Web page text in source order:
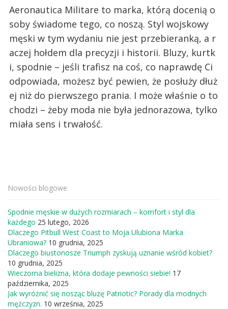
Aeronautica Militare to marka, którą docenią o
soby świadome tego, co noszą. Styl wojskowy
męski w tym wydaniu nie jest przebieranką, a r
aczej hołdem dla precyzji i historii. Bluzy, kurtk
i, spodnie – jeśli trafisz na coś, co naprawdę Ci
odpowiada, możesz być pewien, że posłuży dłuż
ej niż do pierwszego prania. I może właśnie o to
chodzi – żeby moda nie była jednorazowa, tylko
miała sens i trwałość.
Nowości blogowe
Spodnie męskie w dużych rozmiarach – komfort i styl dla
każdego 25 lutego, 2026
Dlaczego Pitbull West Coast to Moja Ulubiona Marka
Ubraniowa? 10 grudnia, 2025
Dlaczego biustonosze Triumph zyskują uznanie wśród kobiet?
10 grudnia, 2025
Wieczorna bielizna, która dodaje pewności siebie! 17
października, 2025
Jak wyróżnić się nosząc bluzę Patriotic? Porady dla modnych
mężczyzn. 10 września, 2025